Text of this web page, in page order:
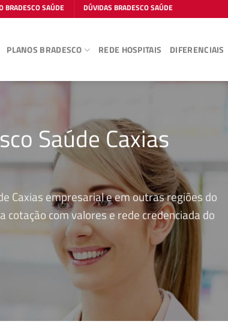
BRADESCO SAÚDE DÚVIDAS BRADESCO SAÚDE
PLANOS BRADESCO REDE HOSPITAIS DIFERENCIAIS
Saúde Caxias
Caxias empresarial e em outras regiões do
com valores e rede credenciada do